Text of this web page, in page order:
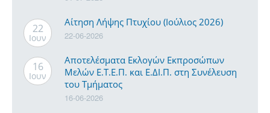
22
Ιουν
Αίτηση Λήψης Πτυχίου (Ιούλιος 2026)
22-06-2026
16
Ιουν
Αποτελέσματα Εκλογών Εκπροσώπων
Μελών Ε.Τ.Ε.Π. και Ε.ΔΙ.Π. στη Συνέλευση
του Τμήματος
16-06-2026